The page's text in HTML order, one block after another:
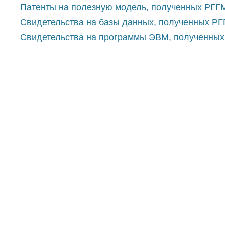
Патенты на полезную модель, полученных
Свидетельства на базы данных, полученных
Свидетельства на программы ЭВМ,